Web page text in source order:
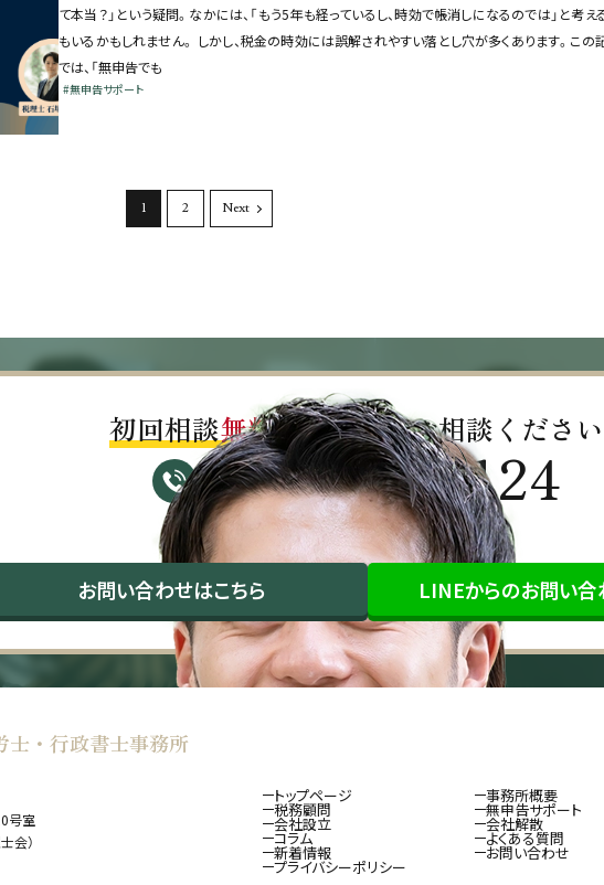
て本当？」という疑問。なかには、「もう5年も経っているし、時効で帳消しになるのでは」と考え
もいるかもしれません。 しかし、税金の時効には誤解されやすい落とし穴が多くあります。この
では、「無申告でも
#無申告サポート
1 2 Next
初回相談無料!!お気軽にご相談ください
03-4563-0124
受付時間：平日9:30～17:00（祝日除く）
お問い合わせはこちら LINEからのお問い合
士・行政書士事務所
号室
会）
トップページ 事務所概要
税務顧問 無申告サポート
会社設立 会社解散
コラム よくある質問
新着情報 お問い合わせ
プライバシーポリシー